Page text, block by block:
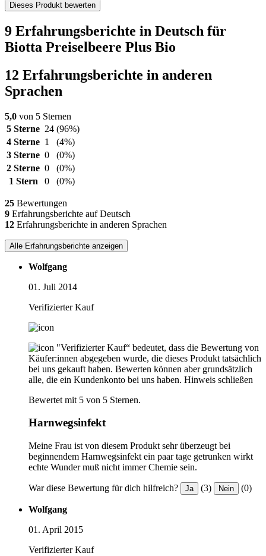
Dieses Produkt bewerten
9 Erfahrungsberichte in Deutsch für
Biotta Preiselbeere Plus Bio
12 Erfahrungsberichte in anderen
Sprachen
5,0 von 5 Sternen
5 Sterne 24 (96%)
4 Sterne 1
(4%)
3 Sterne 0
(0%)
2 Sterne 0
(0%)
1 Stern
0 (0%)
25 Bewertungen
9 Erfahrungsberichte auf Deutsch
12 Erfahrungsberichte in anderen Sprachen
Alle Erfahrungsberichte anzeigen
Wolfgang
01. Juli 2014
Verifizierter Kauf
"Verifizierter Kauf“ bedeutet, dass die Bewertung von
Käufer:innen abgegeben wurde, die dieses Produkt tatsächlich
bei uns gekauft haben. Bewerten können aber grundsätzlich
alle, die ein Kundenkonto bei uns haben. Hinweis schließen
Bewertet mit 5 von 5 Sternen.
Harnwegsinfekt
Meine Frau ist von diesem Produkt sehr überzeugt bei
beginnendem Harnwegsinfekt ein paar tage getrunken wirkt
echte Wunder muß nicht immer Chemie sein.
War diese Bewertung für dich hilfreich? Ja (3) Nein (0)
Wolfgang
01. April 2015
Verifizierter Kauf